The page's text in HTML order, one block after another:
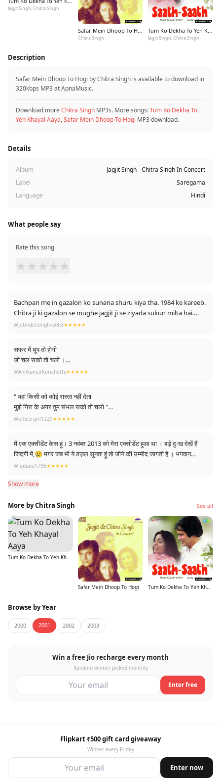
Jagjit Singh, Chitra Singh
Safar Mein Dhoop To Hogi
Chitra Singh
Tum Ko Dekha To Yeh Khayal Aaya
Jagjit Singh, Chitra Singh
Description
Safar Mein Dhoop To Hogi by Chitra Singh is available to download in
320kbps MP3 at ApnaMusic.
Download moreChitra Singh MP3s. More songs:Tum Ko Dekha To
Yeh Khayal Aaya,Safar Mein Dhoop To Hogi MP3 download.
Details
Album
Jagjit Singh - Chitra Singh In Concert
Label
Saregama
Language
Hindi
What people say
Rate this song
★ ★ ★ ★ ★
Bachpan me in gazalon ko sunana shuru kiya tha. 1984 ke kareeb.
Chitra ji ki gazalon se mughe jagjit ji se ziyada sukun milta hai.
Parmatma inhe atmik sukun de aur sabko tandrusti de
@JatinderSingh-kx8vr★★★★★
सफर में धूप तो होगी
जो चल सको तो चलो ।
निकल सको तो चलो।
किसि के वासते राहें कहां बदलते है
तुम अपने आप को खुद ही बदल सको तो चलो ।
यहां किसिको कोई रासता नहीं देता
मुझे गिराके अगर तुम सम्हाल सको तो चलो।
इन्ही खिलौनों से तुम भी बेहल सको तो चलो।
@AnilkumarKorishetty★★★★★
" यहां किसी को कोई रास्ता नहीं देता
मुझे गिरा के अगर तुम संभल सको तो चलो "
This line ....................❤❤
@officergirl1229★★★★★
मैं एक एक्सीडेंट केस हूं। 3 नवंबर 2013 को मेरा एक्सीडेंट हुआ था । बड़े दुःख देखें हैं
जिंदगी में,😢 मगर जब भी ये ग़ज़ल सुनता हूं तो जीने की उम्मीद जागती है । भगवान
आपको किसी भी दुःख से दूर रखे । ये हमारे दिल की दुआ है मैडम जी 🙏🙏😣😊
@fuduno1796★★★★★
Show more
More by Chitra Singh See all
Tum Ko Dekha To Yeh Khayal Aaya
Safar Mein Dhoop To Hogi Tum Ko Dekha To Yeh Khayal Aaya
Browse by Year
2000 2001 2002 2003
Win a free Jio recharge every month
Random winner picked monthly
Enter free
Flipkart ₹500 gift card giveaway
Winner every Friday
Enter now